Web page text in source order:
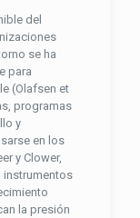
del
se ha
para
(Olafsen et
programas
y
en los
y Clower,
instrumentos
la presión